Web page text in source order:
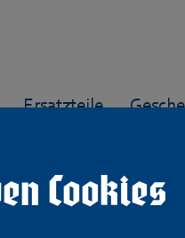
Cookies
Ersatzteile